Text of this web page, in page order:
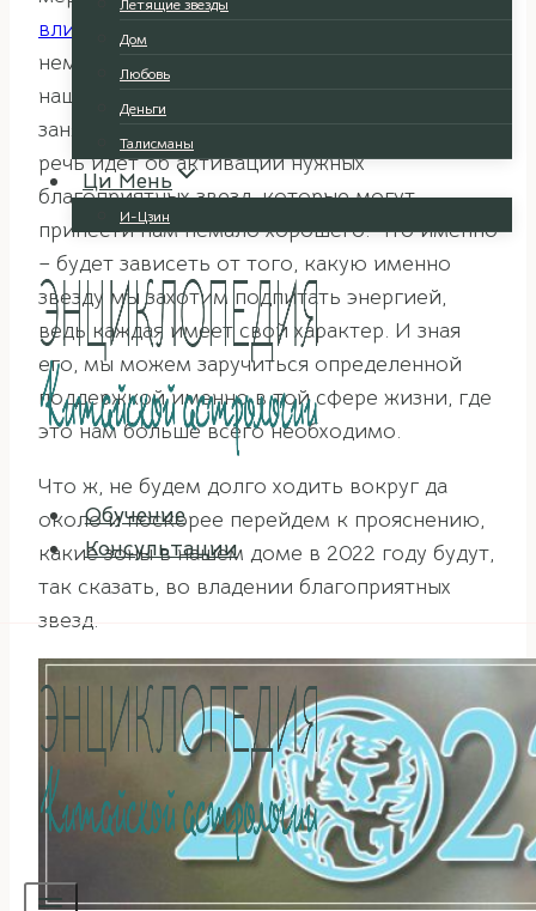
Летящие звезды
Дом
Любовь
Деньги
Талисманы
Ци Мень
И-Цзин
Обучение
Консультации
влияния негативных летящих звезд
неминуемо займут определенные сектора в
нашем жизненном пространстве, можно
заняться более приятным делом. И конечно,
речь идет об активации нужных
благоприятных звезд, которые могут
принести нам немало хорошего. Что именно
– будет зависеть от того, какую именно
звезду мы захотим подпитать энергией,
ведь каждая имеет свой характер. И зная
его, мы можем заручиться определенной
поддержкой именно в той сфере жизни, где
это нам больше всего необходимо.
Что ж, не будем долго ходить вокруг да
около и поскорее перейдем к прояснению,
какие зоны в нашем доме в 2022 году будут,
так сказать, во владении благоприятных
звезд.